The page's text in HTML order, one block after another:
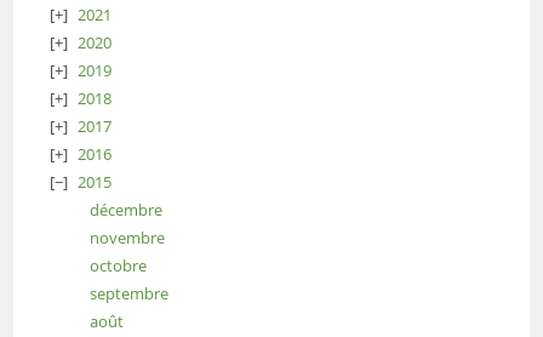
2021
2020
2019
2018
2017
2016
2015
décembre
novembre
octobre
septembre
août